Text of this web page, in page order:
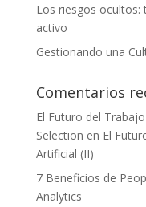
Los riesgos
activo
Gestionando una
Comentarios
El Futuro del
Selection en El
Artificial (II)
7 Beneficios de
Analytics